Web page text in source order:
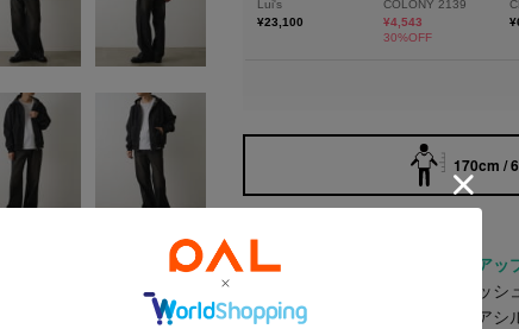
170cm /
【ウォッシュド加工でこなれ感アッ
程よい色落ち加工を施したウォッ
膝下からさりげなく広がるフレアシ